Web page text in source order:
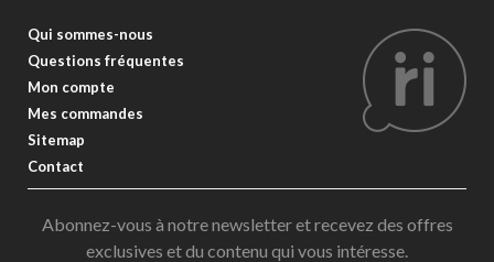
Qui sommes-nous
Questions fréquentes
Mon compte
Mes commandes
Sitemap
Contact
Abonnez-vous à notre newsletter et recevez des offres
exclusives et du contenu qui vous intéresse.